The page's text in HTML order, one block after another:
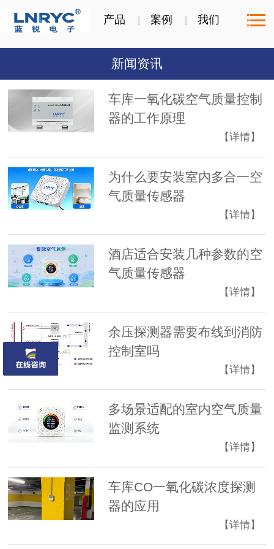
产品 案例 我们
新闻资讯
车库一氧化碳空气质量控制
器的工作原理
【详情】
为什么要安装室内多合一空
气质量传感器
【详情】
酒店适合安装几种参数的空
气质量传感器
【详情】
余压探测器需要布线到消防
控制室吗
【详情】
多场景适配的室内空气质量
监测系统
【详情】
车库CO一氧化碳浓度探测
器的应用
【详情】